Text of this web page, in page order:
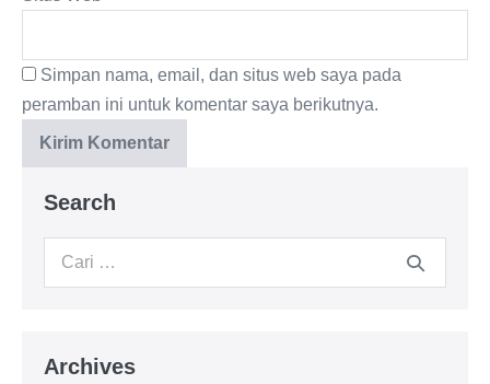
Simpan nama, email, dan situs web saya pada
peramban ini untuk komentar saya berikutnya.
Search
Archives